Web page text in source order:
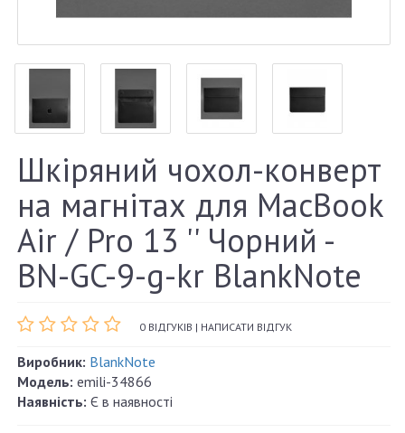
Шкіряний чохол-конверт
на магнітах для MacBook
Air / Pro 13 '' Чорний -
BN-GC-9-g-kr BlankNote
0 ВІДГУКІВ | НАПИСАТИ ВІДГУК
Виробник: BlankNote
Модель: emili-34866
Наявність: Є в наявності